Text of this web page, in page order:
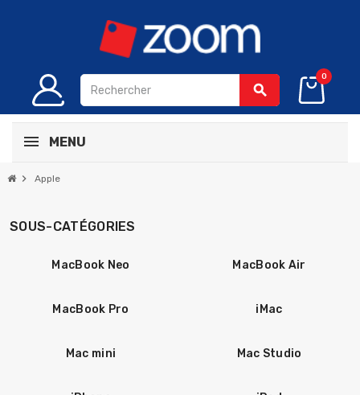
search
0
MENU
chevron_right Apple
SOUS-CATÉGORIES
MacBook Neo MacBook Air
MacBook Pro iMac
Mac mini Mac Studio